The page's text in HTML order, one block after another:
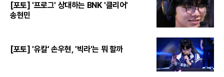
[포토] '프로그' 상대하는 BNK '클리어'
송현민
[포토] '유칼' 손우현, '빅라'는 뭐 할까